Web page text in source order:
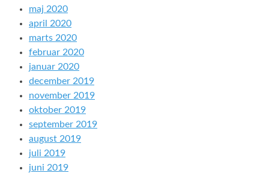
maj 2020
april 2020
marts 2020
februar 2020
januar 2020
december 2019
november 2019
oktober 2019
september 2019
august 2019
juli 2019
juni 2019